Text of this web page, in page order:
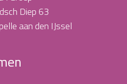
Diep 63
aan den IJssel